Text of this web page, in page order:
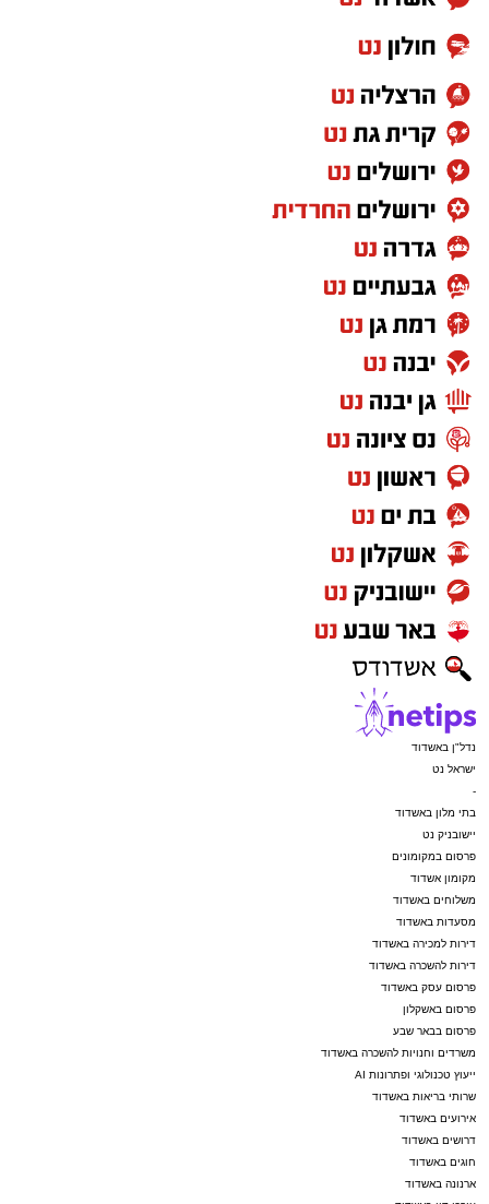
נדל"ן באשדוד
ישראל נט
-
בתי מלון באשדוד
יישובניק נט
פרסום במקומונים
מקומון אשדוד
משלוחים באשדוד
מסעדות באשדוד
דירות למכירה באשדוד
דירות להשכרה באשדוד
פרסום עסק באשדוד
פרסום באשקלון
פרסום בבאר שבע
משרדים וחנויות להשכרה באשדוד
ייעוץ טכנולוגי ופתרונות AI
שרותי בריאות באשדוד
אירועים באשדוד
דרושים באשדוד
חוגים באשדוד
ארנונה באשדוד